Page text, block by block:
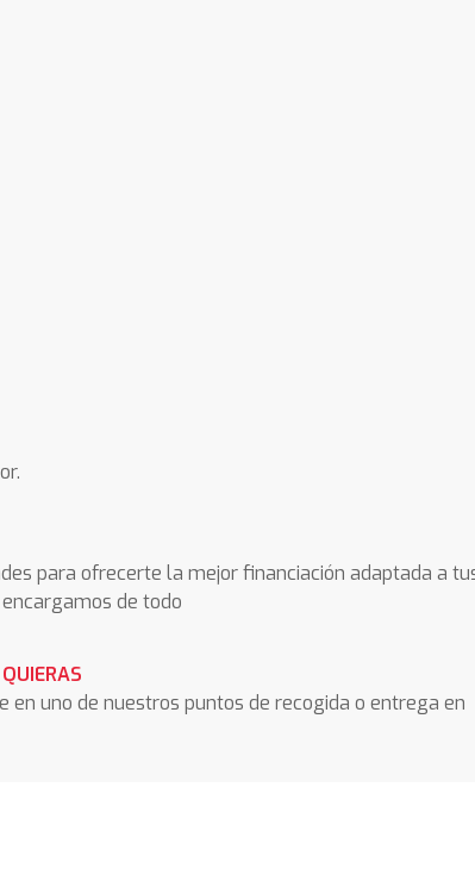
para ofrecerte la mejor financiación adaptada a
de todo
uno de nuestros puntos de recogida o entrega en